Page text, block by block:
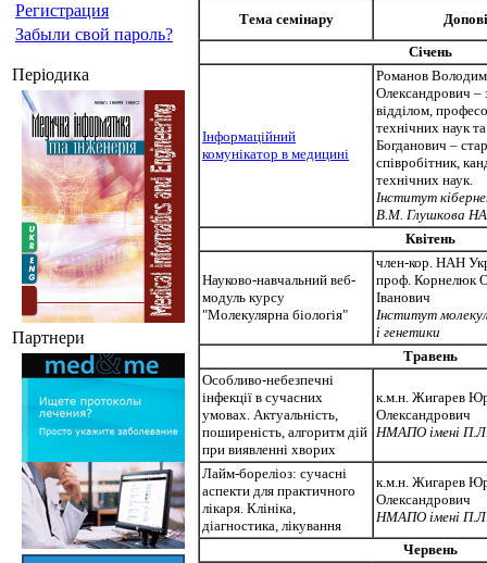
Регистрация
Забыли свой пароль?
Періодика
Партнери
Тема семінару
Січень
Інформаційний
комунікатор в медицині
Романов
Олександрович –
відділом,
технічних наук
Богданович –
співробітник,
технічних наук.
Інститут
В.М. Глушкова
Квітень
Науково-навчальний веб-
модуль курсу
"Молекулярна біологія"
член-кор. НАН
проф. Корнелюк
Іванович
Інститут
і генетики
Травень
Особливо-небезпечні
інфекції в сучасних
умовах. Актуальність,
поширеність, алгоритм дій
при виявленні хворих
к.м.н. Жигарев
Олександрович
НМАПО імені
Лайм-бореліоз: сучасні
аспекти для практичного
лікаря. Клініка,
діагностика, лікування
к.м.н. Жигарев
Олександрович
НМАПО імені
Червень